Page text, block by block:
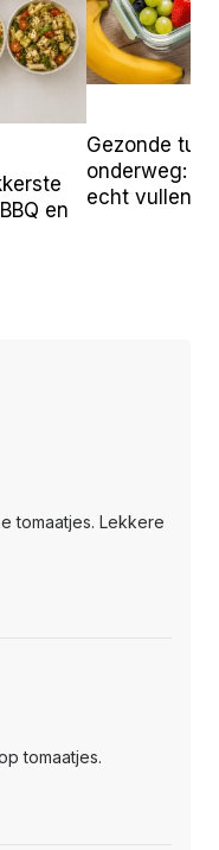
en
Gezonde
onderweg:
echt vullen
tomaatjes. Lekkere
tomaatjes.